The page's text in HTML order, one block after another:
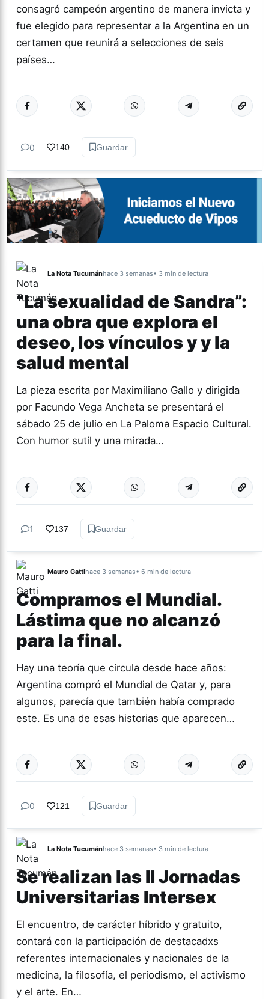
consagró campeón argentino de manera invicta y
fue elegido para representar a la Argentina en un
certamen que reunirá a selecciones de seis
países…
DEPORTES Más
0 140 Guardar
La Nota Tucumánhace 3 semanas• 3 min de lectura
“La sexualidad de Sandra”:
una obra que explora el
deseo, los vínculos y y la
salud mental
La pieza escrita por Maximiliano Gallo y dirigida
por Facundo Vega Ancheta se presentará el
sábado 25 de julio en La Paloma Espacio Cultural.
Con humor sutil y una mirada…
TEATRO Más
1 137 Guardar
Mauro Gattihace 3 semanas• 6 min de lectura
Compramos el Mundial.
Lástima que no alcanzó
para la final.
Hay una teoría que circula desde hace años:
Argentina compró el Mundial de Qatar y, para
algunos, parecía que también había comprado
este. Es una de esas historias que aparecen…
ACTUALIDAD Más
0 121 Guardar
La Nota Tucumánhace 3 semanas• 3 min de lectura
Se realizan las II Jornadas
Universitarias Intersex
El encuentro, de carácter híbrido y gratuito,
contará con la participación de destacadxs
referentes internacionales y nacionales de la
medicina, la filosofía, el periodismo, el activismo
y el arte. En…